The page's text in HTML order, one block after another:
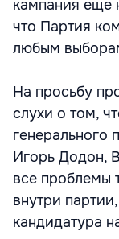
кампания еще
что Партия
любым
На просьбу
слухи о том,
генерального
Игорь Додон,
все проблемы
внутри
кандидатура